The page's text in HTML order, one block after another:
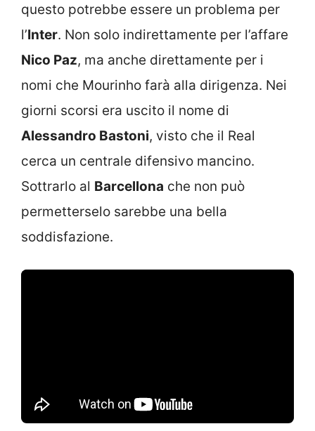
questo potrebbe essere un problema per
l’Inter. Non solo indirettamente per l’affare
Nico Paz, ma anche direttamente per i
nomi che Mourinho farà alla dirigenza. Nei
giorni scorsi era uscito il nome di
Alessandro Bastoni, visto che il Real
cerca un centrale difensivo mancino.
Sottrarlo al Barcellona che non può
permetterselo sarebbe una bella
soddisfazione.